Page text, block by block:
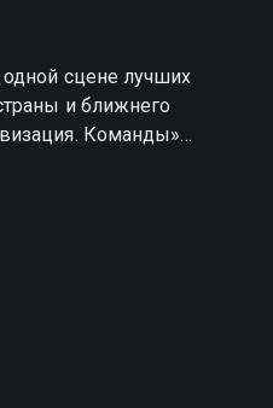
одной сцене лучших
и ближнего
Команды»
города, проходя
юмора. Чем больше
столицы
Кто сорвёт овации и
«Импровизация.
сериала Импровизация.